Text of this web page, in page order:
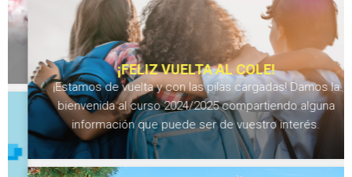
¡FELIZ VUELTA AL COLE!
¡Estamos de vuelta y con las pilas cargadas! Damos la
bienvenida al curso 2024/2025 compartiendo alguna
información que puede ser de vuestro interés.